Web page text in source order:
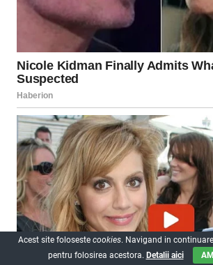
Acest site foloseste cookies. Navigand in
pentru folosirea acestora. Detalii aici